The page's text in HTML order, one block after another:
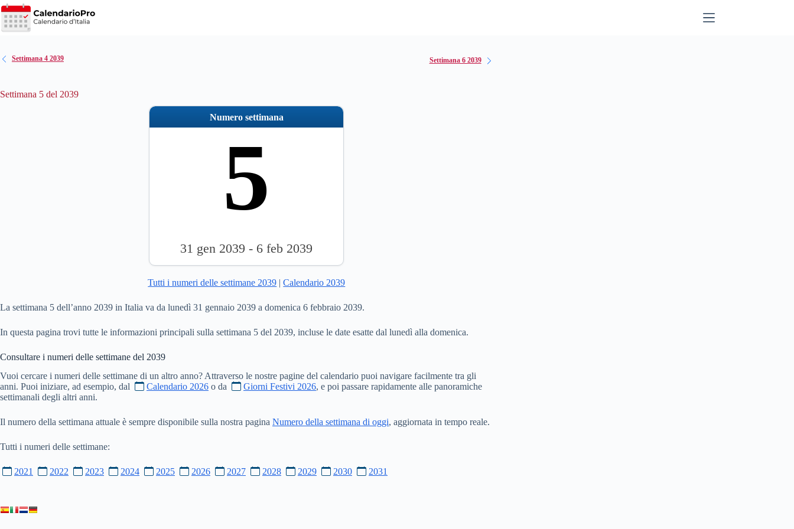
Salta
al
contenuto
Settimana 4 2039 Settimana 6 2039
Settimana 5 del 2039
Numero settimana
5
31 gen 2039 - 6 feb 2039
Tutti i numeri delle settimane 2039 |Calendario 2039
La settimana 5 dell’anno 2039 in Italia va da lunedì 31 gennaio 2039 a domenica 6 febbraio 2039.
In questa pagina trovi tutte le informazioni principali sulla settimana 5 del 2039, incluse le date esatte dal lunedì alla domenica.
Consultare i numeri delle settimane del 2039
Vuoi cercare i numeri delle settimane di un altro anno? Attraverso le nostre pagine del calendario puoi navigare facilmente tra gli
anni. Puoi iniziare, ad esempio, dal
Calendario 2026 o da Giorni Festivi 2026, e poi passare rapidamente alle panoramiche
settimanali degli altri anni.
Il numero della settimana attuale è sempre disponibile sulla nostra pagina Numero della settimana di oggi, aggiornata in tempo reale.
Tutti i numeri delle settimane:
2021 2022 2023 2024 2025 2026 2027 2028 2029 2030 2031